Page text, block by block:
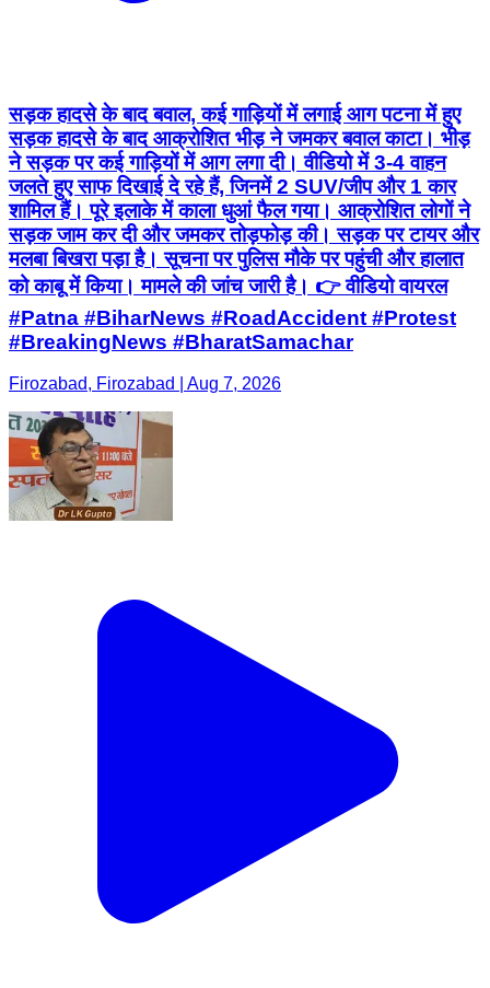
सड़क हादसे के बाद बवाल, कई गाड़ियों में लगाई आग पटना में हुए
सड़क हादसे के बाद आक्रोशित भीड़ ने जमकर बवाल काटा। भीड़
ने सड़क पर कई गाड़ियों में आग लगा दी। वीडियो में 3-4 वाहन
जलते हुए साफ दिखाई दे रहे हैं, जिनमें 2 SUV/जीप और 1 कार
शामिल हैं। पूरे इलाके में काला धुआं फैल गया। आक्रोशित लोगों ने
सड़क जाम कर दी और जमकर तोड़फोड़ की। सड़क पर टायर और
मलबा बिखरा पड़ा है। सूचना पर पुलिस मौके पर पहुंची और हालात
को काबू में किया। मामले की जांच जारी है। 👉 वीडियो वायरल
#Patna #BiharNews #RoadAccident #Protest
#BreakingNews #BharatSamachar
Firozabad, Firozabad | Aug 7, 2026